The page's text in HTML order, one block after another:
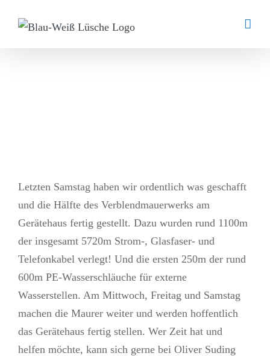
Inhalt
Letzten Samstag haben wir ordentlich was geschafft
und die Hälfte des Verblendmauerwerks am
Gerätehaus fertig gestellt. Dazu wurden rund 1100m
der insgesamt 5720m Strom-, Glasfaser- und
Telefonkabel verlegt! Und die ersten 250m der rund
600m PE-Wasserschläuche für externe
Wasserstellen. Am Mittwoch, Freitag und Samstag
machen die Maurer weiter und werden hoffentlich
das Gerätehaus fertig stellen. Wer Zeit hat und
helfen möchte, kann sich gerne bei Oliver Suding